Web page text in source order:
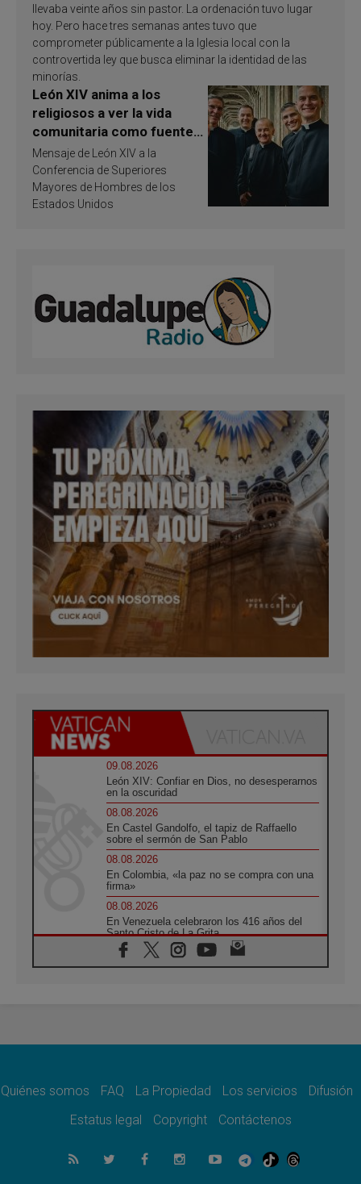
llevaba veinte años sin pastor. La ordenación tuvo lugar
hoy. Pero hace tres semanas antes tuvo que
comprometer públicamente a la Iglesia local con la
controvertida ley que busca eliminar la identidad de las
minorías.
León XIV anima a los
religiosos a ver la vida
comunitaria como fuente
de inspiración y
santificación
Mensaje de León XIV a la
Conferencia de Superiores
Mayores de Hombres de los
Estados Unidos
09.08.2026
León XIV: Confiar en Dios, no desesperarnos
en la oscuridad
08.08.2026
En Castel Gandolfo, el tapiz de Raffaello
sobre el sermón de San Pablo
08.08.2026
En Colombia, «la paz no se compra con una
firma»
08.08.2026
En Venezuela celebraron los 416 años del
Santo Cristo de La Grita
08.08.2026
El Papa: en Santa Ágata contemplamos la
07.08.2026
07.08.2026
crisis olvidada
Bokalic: "En Argentina el Papa León señalará
el compromiso del cristiano"
Quiénes somos FAQ La Propiedad Los servicios
Difusión
Estatus legal
Copyright Contáctenos